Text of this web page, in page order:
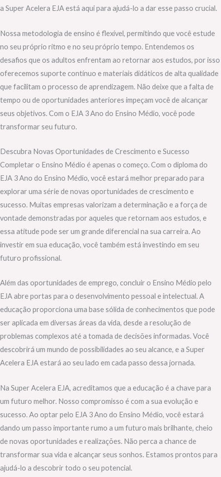
a Super Acelera EJA está aqui para ajudá-lo a dar esse passo crucial.
Nossa metodologia de ensino é flexível, permitindo que você estude
no seu próprio ritmo e no seu próprio tempo. Entendemos os
desafios que os adultos enfrentam ao retornar aos estudos, por isso
oferecemos suporte contínuo e materiais didáticos de alta qualidade
que facilitam o processo de aprendizagem. Não deixe que a falta de
tempo ou de oportunidades anteriores impeçam você de alcançar
seus objetivos. Com o EJA 3 Ano do Ensino Médio, você pode
transformar seu futuro.
Descubra Novas Oportunidades de Crescimento e Sucesso
Completar o Ensino Médio é apenas o começo. Com o diploma do
EJA 3 Ano do Ensino Médio, você estará melhor preparado para
explorar uma série de novas oportunidades de crescimento e
sucesso. Muitas empresas valorizam a determinação e a força de
vontade demonstradas por aqueles que retornam aos estudos, e
essa atitude pode ser um grande diferencial na sua carreira. Ao
investir em sua educação, você também está investindo em seu
futuro profissional.
Além das oportunidades de emprego, concluir o Ensino Médio pelo
EJA abre portas para o desenvolvimento pessoal e intelectual. A
educação proporciona uma base sólida de conhecimentos que pode
ser aplicada em diversas áreas da vida, desde a resolução de
problemas complexos até a tomada de decisões informadas. Você
descobrirá um mundo de possibilidades ao seu alcance, e a Super
Acelera EJA estará ao seu lado em cada passo dessa jornada.
Na Super Acelera EJA, acreditamos que a educação é a chave para
um futuro melhor. Nosso compromisso é com a sua evolução e
sucesso. Ao optar pelo EJA 3 Ano do Ensino Médio, você estará
dando um passo importante rumo a um futuro mais brilhante, cheio
de novas oportunidades e realizações. Não perca a chance de
transformar sua vida e alcançar seus sonhos. Estamos prontos para
ajudá-lo a descobrir todo o seu potencial.